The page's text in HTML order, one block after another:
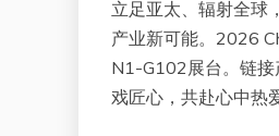
立足亚太、辐射全球
产业新可能。2026
N1-G102展台。链接
戏匠心，共赴心中热